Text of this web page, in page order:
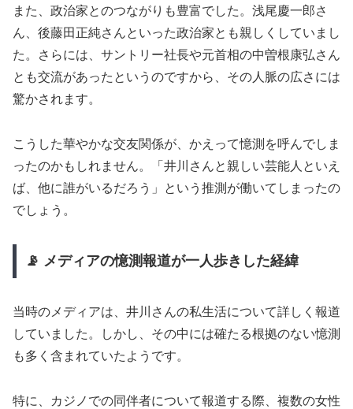
また、政治家とのつながりも豊富でした。浅尾慶一郎さ
ん、後藤田正純さんといった政治家とも親しくしていまし
た。さらには、サントリー社長や元首相の中曽根康弘さん
とも交流があったというのですから、その人脈の広さには
驚かされます。
こうした華やかな交友関係が、かえって憶測を呼んでしま
ったのかもしれません。「井川さんと親しい芸能人といえ
ば、他に誰がいるだろう」という推測が働いてしまったの
でしょう。
📡 メディアの憶測報道が一人歩きした経緯
当時のメディアは、井川さんの私生活について詳しく報道
していました。しかし、その中には確たる根拠のない憶測
も多く含まれていたようです。
特に、カジノでの同伴者について報道する際、複数の女性